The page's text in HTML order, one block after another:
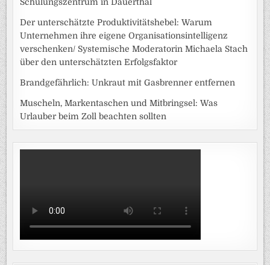
Der unterschätzte Produktivitätshebel: Warum
Unternehmen ihre eigene Organisationsintelligenz
verschenken/ Systemische Moderatorin Michaela Stach
über den unterschätzten Erfolgsfaktor
Brandgefährlich: Unkraut mit Gasbrenner entfernen
Muscheln, Markentaschen und Mitbringsel: Was
Urlauber beim Zoll beachten sollten